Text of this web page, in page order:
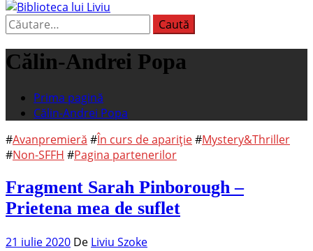
Biblioteca lui Liviu
Fostul blog FanSF
Caută
după:
Călin-Andrei Popa
Prima pagină
Călin-Andrei Popa
#Avanpremieră #În curs de apariție#Mystery&Thriller
#Non-SFFH #Pagina partenerilor
Fragment Sarah Pinborough –
Prietena mea de suflet
21 iulie 2020 De Liviu Szoke